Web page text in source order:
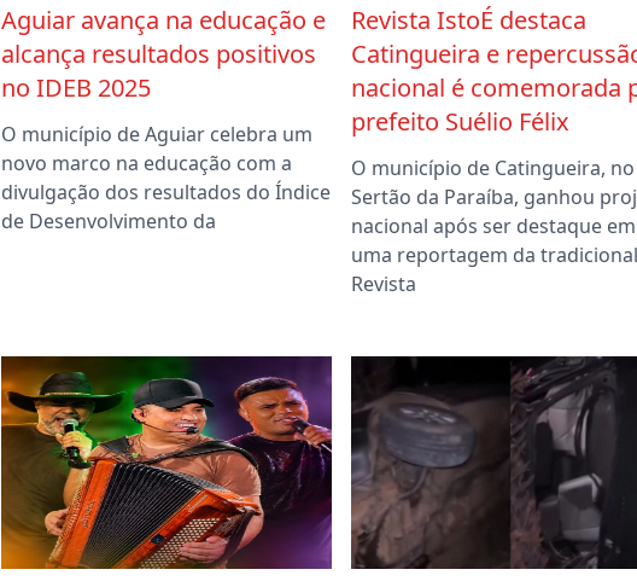
Aguiar avança na educação e
alcança resultados positivos
no IDEB 2025
O município de Aguiar celebra um
novo marco na educação com a
divulgação dos resultados do Índice
de Desenvolvimento da
Revista IstoÉ destaca
Catingueira e
nacional é comemorada
prefeito Suélio Félix
O município de Catingueira, no
Sertão da Paraíba, ganhou
nacional após ser destaque em
uma reportagem da tradicional
Revista